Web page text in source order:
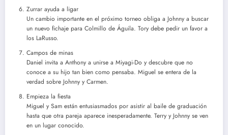
Zurrar ayuda a ligar
Un cambio importante en el próximo torneo obliga a Johnny a buscar
un nuevo fichaje para Colmillo de Águila. Tory debe pedir un favor a
los LaRusso.
Campos de minas
Daniel invita a Anthony a unirse a Miyagi-Do y descubre que no
conoce a su hijo tan bien como pensaba. Miguel se entera de la
verdad sobre Johnny y Carmen.
Empieza la fiesta
Miguel y Sam están entusiasmados por asistir al baile de graduación
hasta que otra pareja aparece inesperadamente. Terry y Johnny se ven
en un lugar conocido.